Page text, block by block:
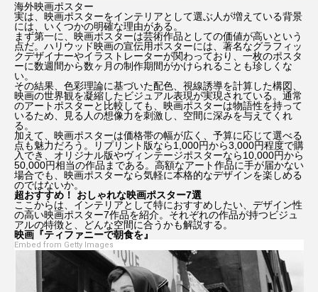
シンシア・エリヴォ スカーレット・ヨハンソン
ストレンジャー・シングス5 スパイダーマン
セイディー・シンク ゼンデイヤ
ダークナイト ライジング タイタニック
ティモシー・シャラメ トーマシン・マッケンジー
トイ・ストーリー5
ドラマ版『ハリー・ポッター』
ニコール・キッドマン ニコラス・ケイジ
ハリー・ポッター ハリウッド
海外映画ポスター
実は、映画ポスターをインテリアとして選ぶ人が増えている背景
には、いくつかの明確な理由がある。
まず第一に、映画ポスターは芸術作品としての価値が高いという
点だ。ハリウッド映画の宣伝用ポスターには、著名なグラフィッ
クデザイナーやイラストレーターが関わっており、一枚のポスタ
ーに数週間から数ヶ月の制作期間がかけられることも珍しくな
い。
その結果、色彩理論に基づいた配色、視線誘導を計算した構図、
映画の世界観を凝縮したビジュアル表現が実現されている。通常
のアートポスターと比較しても、映画ポスターは物語性を持って
いるため、見る人の想像力を刺激し、空間に深みを与えてくれ
る。
加えて、映画ポスターは価格帯の幅が広く、予算に応じて選べる
点も魅力だろう。リプリント版なら1,000円から3,000円程度で購
入でき、オリジナル版やヴィンテージポスターなら10,000円から
50,000円相当の作品まである。高額なアート作品に手が届かない
場合でも、映画ポスターなら気軽に本格的なデザインを楽しめる
のではないか。
超おすすめ！ おしゃれな映画ポスター7選
ここからは、インテリアとして特におすすめしたい、デザイン性
の高い映画ポスター7作品を紹介。それぞれの作品が持つビジュ
アルの特徴と、どんな空間に合うかも解説する。
映画『ティファニーで朝食を』
Embed from Getty Images